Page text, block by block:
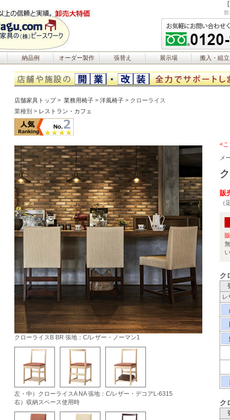
納品例 オーダー製作 張替え 展示場 搬入・組立
店舗家具トップ 業務用椅子 洋風椅子
クローライス
業種別
レストラン・カフェ
クローライスB BR 張地：C/レザー・ノーマン1
左・中）クローライスA NA 張地：C/レザー・デコアL-6315
右）収納スペース使用時
<
メ
販
（
ク
レ
ク